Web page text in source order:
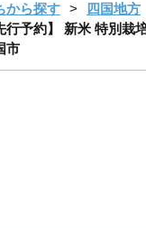
から探す 四国地方
行予約】 新米 特別
市